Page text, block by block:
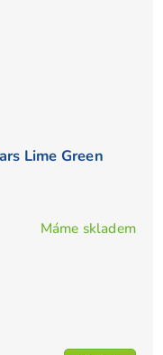
Lime Green
Máme skladem